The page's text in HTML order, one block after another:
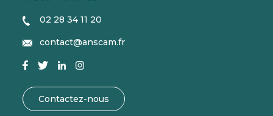
02 28 34 11 20
contact@anscam.fr
Contactez-nous